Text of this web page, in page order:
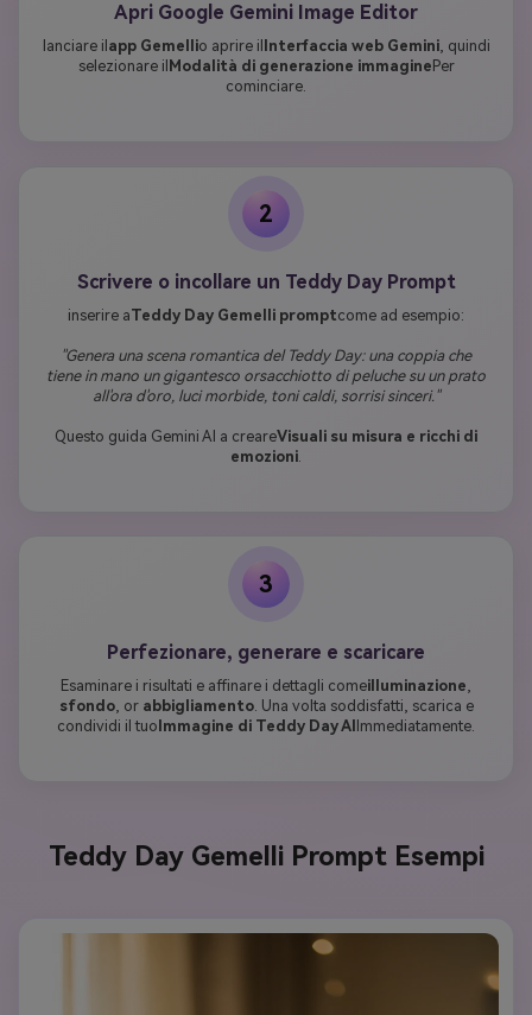
Apri Google Gemini Image Editor
lanciare il app Gemellio aprire il Interfaccia web Gemini, quindi
selezionare il Modalità di generazione immagine Per
cominciare.
2
Scrivere o incollare un Teddy Day Prompt
inserire aTeddy Day Gemelli promptcome ad esempio:
"Genera una scena romantica del Teddy Day: una coppia che
tiene in mano un gigantesco orsacchiotto di peluche su un prato
all'ora d'oro, luci morbide, toni caldi, sorrisi sinceri."
Questo guida Gemini AI a creareVisuali su misura e ricchi di
emozioni
3
Perfezionare, generare e scaricare
Esaminare i risultati e affinare i dettagli comeilluminazione
sfondo, or abbigliamento. Una volta soddisfatti, scarica e
condividi il tuoImmagine di Teddy Day AIImmediatamente.
Teddy Day Gemelli Prompt Esempi